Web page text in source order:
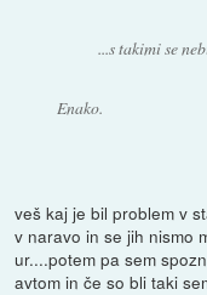
...s takimi se
Enako.
veš kaj je bil problem v
v naravo in se jih nismo
ur....potem pa sem
avtom in če so bli taki